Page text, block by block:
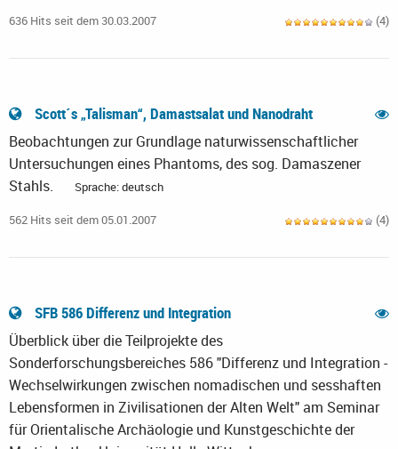
636 Hits seit dem 30.03.2007 (4)
Scott´s „Talisman“, Damastsalat und Nanodraht
Beobachtungen zur Grundlage naturwissenschaftlicher
Untersuchungen eines Phantoms, des sog. Damaszener
Stahls.
Sprache: deutsch
562 Hits seit dem 05.01.2007 (4)
SFB 586 Differenz und Integration
Überblick über die Teilprojekte des
Sonderforschungsbereiches 586 "Differenz und Integration -
Wechselwirkungen zwischen nomadischen und sesshaften
Lebensformen in Zivilisationen der Alten Welt" am Seminar
für Orientalische Archäologie und Kunstgeschichte der